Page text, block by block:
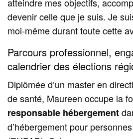
devenir celle que je suis. Je
moi‑même durant toute cette
Parcours professionnel,
calendrier des élections
Diplômée d’un master en
de santé, Maureen occupe la
responsable hébergement
d’hébergement pour